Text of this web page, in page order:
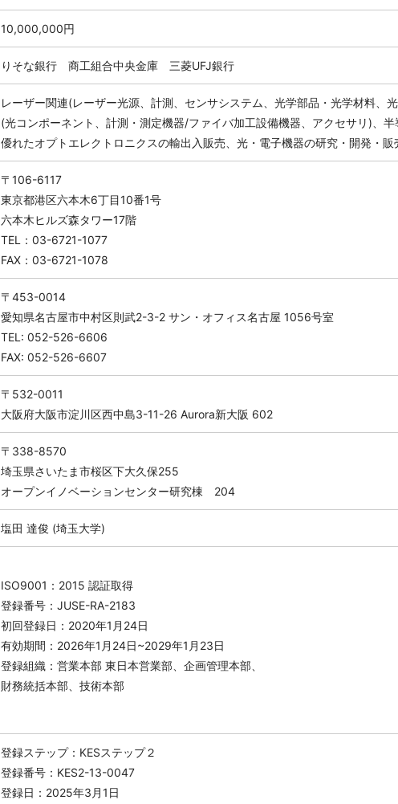
10,000,000円
りそな銀行 商工組合中央金庫 三菱UFJ銀行
レーザー関連(レーザー光源、計測、センサシステム、光学部品・光学材料、
(光コンポーネント、計測・測定機器/ファイバ加工設備機器、アクセサリ)、
優れたオプトエレクトロニクスの輸出入販売、光・電子機器の研究・開発・
〒106-6117
東京都港区六本木6丁目10番1号
六本木ヒルズ森タワー17階
TEL：03-6721-1077
FAX：03-6721-1078
〒453-0014
愛知県名古屋市中村区則武2-3-2 サン・オフィス名古屋 1056号室
TEL: 052-526-6606
FAX: 052-526-6607
〒532-0011
大阪府大阪市淀川区西中島3-11-26 Aurora新大阪 602
〒338-8570
埼玉県さいたま市桜区下大久保255
オープンイノベーションセンター研究棟 204
塩田 達俊 (埼玉大学)
ISO9001：2015 認証取得
登録番号：JUSE-RA-2183
初回登録日：2020年1月24日
有効期間：2026年1月24日~2029年1月23日
登録組織：営業本部 東日本営業部、企画管理本部、
財務統括本部、技術本部
登録ステップ：KESステップ２
登録番号：KES2-13-0047
登録日：2025年3月1日